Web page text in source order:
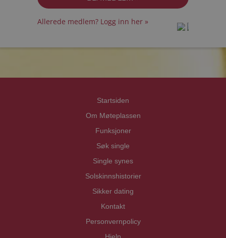
Allerede medlem? Logg inn her »
Startsiden
Om Møteplassen
Funksjoner
Søk single
Single synes
Solskinnshistorier
Sikker dating
Kontakt
Personvernpolicy